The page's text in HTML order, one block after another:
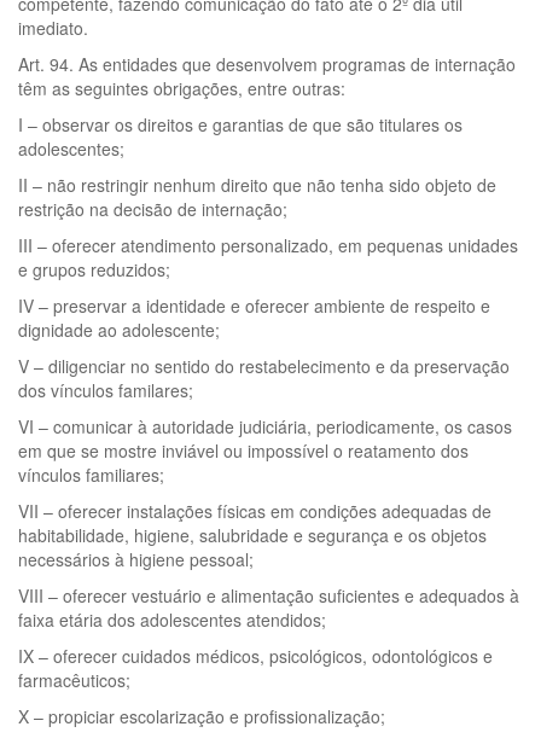
imediato.
Art. 94. As entidades que desenvolvem programas de internação
têm as seguintes obrigações, entre outras:
I – observar os direitos e garantias de que são titulares os
adolescentes;
II – não restringir nenhum direito que não tenha sido objeto de
restrição na decisão de internação;
III – oferecer atendimento personalizado, em pequenas unidades
e grupos reduzidos;
IV – preservar a identidade e oferecer ambiente de respeito e
dignidade ao adolescente;
V – diligenciar no sentido do restabelecimento e da preservação
dos vínculos familares;
VI – comunicar à autoridade judiciária, periodicamente, os casos
em que se mostre inviável ou impossível o reatamento dos
vínculos familiares;
VII – oferecer instalações físicas em condições adequadas de
habitabilidade, higiene, salubridade e segurança e os objetos
necessários à higiene pessoal;
VIII – oferecer vestuário e alimentação suficientes e adequados à
faixa etária dos adolescentes atendidos;
IX – oferecer cuidados médicos, psicológicos, odontológicos e
farmacêuticos;
X – propiciar escolarização e profissionalização;